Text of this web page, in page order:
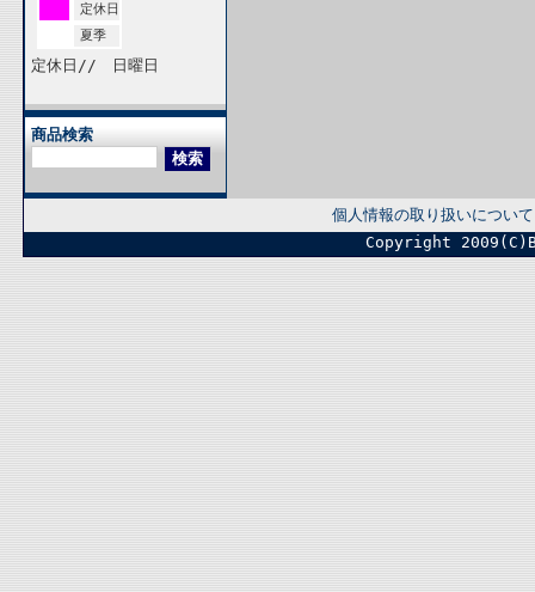
定休日
夏季
定休日// 日曜日
商品検索
個人情報の取り扱いについて
Copyright